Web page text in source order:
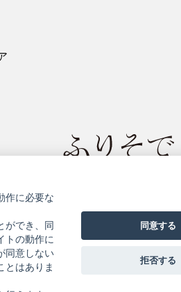
きものやまと振袖サイト
作に必要な
ができ、同
トの動作に
同意しない
とはありま
同意する
拒否する